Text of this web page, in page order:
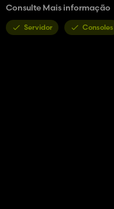
-30 campos em vários
-2 locais florestais
Consulte Mais informação
Servidor Consoles